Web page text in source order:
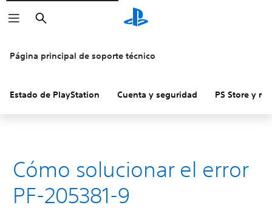
Buscar
Página principal de soporte técnico
Estado de PlayStation Cuenta y seguridad PS Store y
Cómo solucionar el error
PF-205381-9